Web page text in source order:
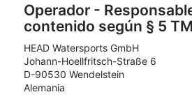
Operador -
contenido según § 5
HEAD Watersports GmbH
Johann-Hoellfritsch-Straße 6
D-90530 Wendelstein
Alemania